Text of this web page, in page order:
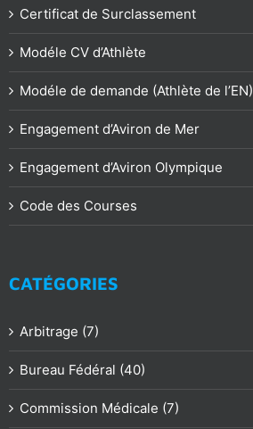
Certificat de Surclassement
Modéle CV d’Athlète
Modéle de demande (Athlète de l’EN)
Engagement d’Aviron de Mer
Engagement d’Aviron Olympique
Code des Courses
CATÉGORIES
Arbitrage (7)
Bureau Fédéral (40)
Commission Médicale (7)